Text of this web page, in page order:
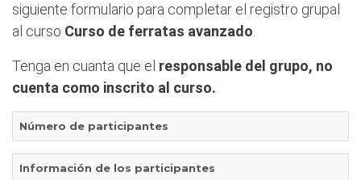
siguiente formulario para completar el registro grupal
al curso Curso de ferratas avanzado
Tenga en cuanta que el responsable del grupo, no
cuenta como inscrito al curso.
Número de participantes
Información de los participantes